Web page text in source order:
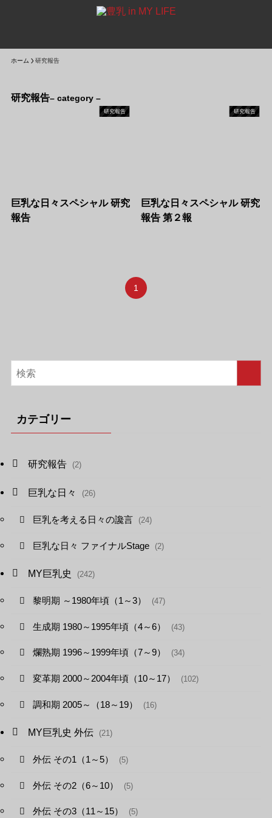
ホーム 研究報告
研究報告– category –
研究報告
巨乳な日々スペシャル 研究
報告
研究報告
巨乳な日々スペシャル 研究
報告 第２報
1
カテゴリー
研究報告 (2)
巨乳な日々 (26)
巨乳を考える日々の讒言 (24)
巨乳な日々 ファイナルStage (2)
MY巨乳史 (242)
黎明期 ～1980年頃（1～3） (47)
生成期 1980～1995年頃（4～6） (43)
爛熟期 1996～1999年頃（7～9） (34)
変革期 2000～2004年頃（10～17） (102)
調和期 2005～（18～19） (16)
MY巨乳史 外伝 (21)
外伝 その1（1～5） (5)
外伝 その2（6～10） (5)
外伝 その3（11～15） (5)